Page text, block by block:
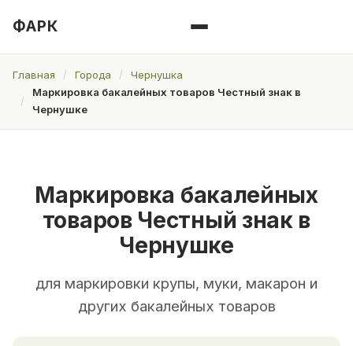
ФАРК
Главная Города
Чернушка
Маркировка бакалейных товаров Честный знак в
Чернушке
Маркировка бакалейных
товаров Честный знак в
Чернушке
для маркировки крупы, муки, макарон и
других бакалейных товаров